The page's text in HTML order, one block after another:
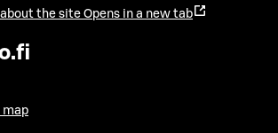
the site Opens in a new tab
map